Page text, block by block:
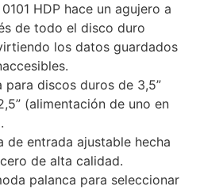
0101 HDP hace un agujero a
de todo el disco duro
los datos guardados
para discos duros de 3,5”
(alimentación de uno en
de entrada ajustable hecha
de alta calidad.
palanca para seleccionar